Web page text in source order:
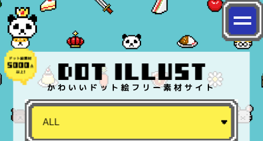
かわいいドット絵フリー素材サイト